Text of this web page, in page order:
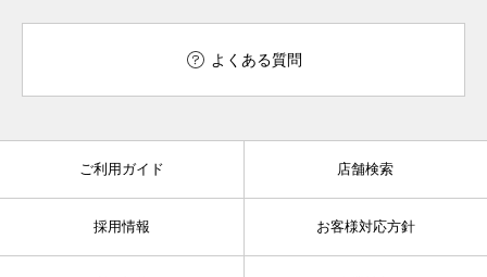
よくある質問
ご利用ガイド 店舗検索
採用情報 お客様対応方針